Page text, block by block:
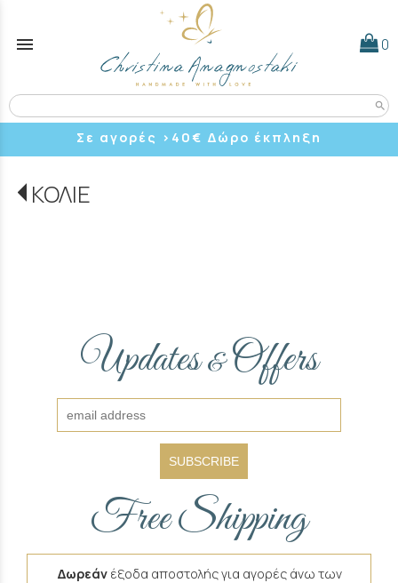
menu 0
search
Σε αγορές >40 € Δώρο έκπληξη
ΚΟΛΙΕ
Updates&Offers
SUBSCRIBE
Free Shipping
Δωρεάν έξοδα αποστολής για αγορές άνω των